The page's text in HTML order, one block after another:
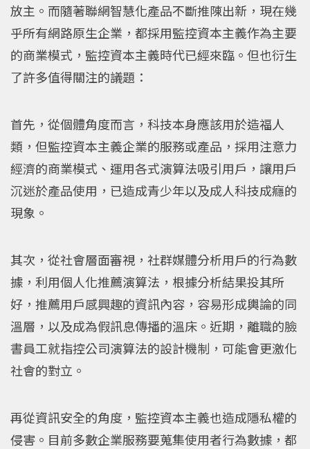
放主。而隨著聯網智慧化產品不斷推陳出新，現在幾
乎所有網路原生企業，都採用監控資本主義作為主要
的商業模式，監控資本主義時代已經來臨。但也衍生
了許多值得關注的議題：
首先，從個體角度而言，科技本身應該用於造福人
類，但監控資本主義企業的服務或產品，採用注意力
經濟的商業模式、運用各式演算法吸引用戶，讓用戶
沉迷於產品使用，已造成青少年以及成人科技成癮的
現象。
其次，從社會層面審視，社群媒體分析用戶的行為數
據，利用個人化推薦演算法，根據分析結果投其所
好，推薦用戶感興趣的資訊內容，容易形成輿論的同
溫層，以及成為假訊息傳播的溫床。近期，離職的臉
書員工就指控公司演算法的設計機制，可能會更激化
社會的對立。
再從資訊安全的角度，監控資本主義也造成隱私權的
侵害。目前多數企業服務要蒐集使用者行為數據，都